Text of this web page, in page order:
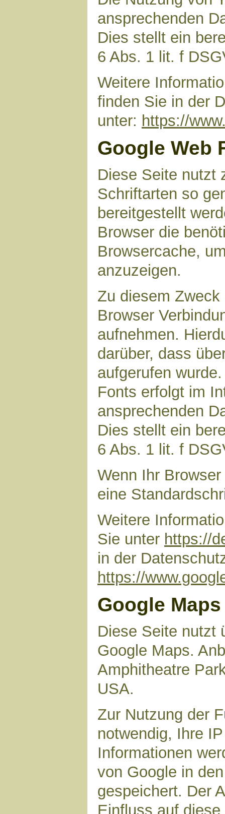
ansprechenden
Dies stellt ein
6 Abs. 1 lit. f
Weitere
finden Sie in der
unter: https://
Google Web
Diese Seite nutzt
Schriftarten so
bereitgestellt
Browser die
Browsercache,
anzuzeigen.
Zu diesem
Browser
aufnehmen.
darüber, dass
aufgerufen
Fonts erfolgt im
ansprechenden
Dies stellt ein
6 Abs. 1 lit. f
Wenn Ihr
eine
Weitere
Sie unter https://
in der
https://
Google Maps
Diese Seite nutzt
Google Maps.
Amphitheatre
USA.
Zur Nutzung der
notwendig, Ihre
Informationen
von Google in
gespeichert. Der
Einfluss auf